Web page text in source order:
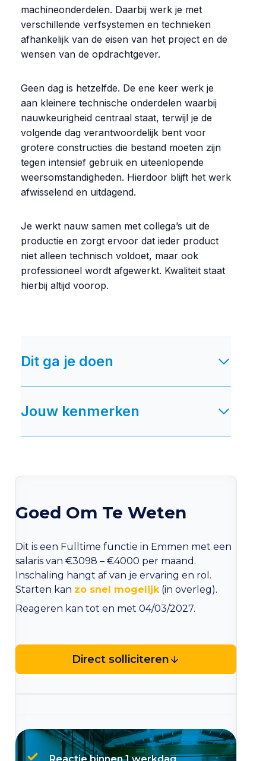
machineonderdelen. Daarbij werk je met
verschillende verfsystemen en technieken
afhankelijk van de eisen van het project en de
wensen van de opdrachtgever.
Geen dag is hetzelfde. De ene keer werk je
aan kleinere technische onderdelen waarbij
nauwkeurigheid centraal staat, terwijl je de
volgende dag verantwoordelijk bent voor
grotere constructies die bestand moeten zijn
tegen intensief gebruik en uiteenlopende
weersomstandigheden. Hierdoor blijft het werk
afwisselend en uitdagend.
Je werkt nauw samen met collega’s uit de
productie en zorgt ervoor dat ieder product
niet alleen technisch voldoet, maar ook
professioneel wordt afgewerkt. Kwaliteit staat
hierbij altijd voorop.
Dit ga je doen
Jouw kenmerken
Goed Om Te Weten
Dit is een Fulltime functie in Emmen met een
salaris van €3098 – €4000 per maand.
Inschaling hangt af van je ervaring en rol.
Starten kan zo snel mogelijk(in overleg).
Reageren kan tot en met 04/03/2027.
Direct solliciteren